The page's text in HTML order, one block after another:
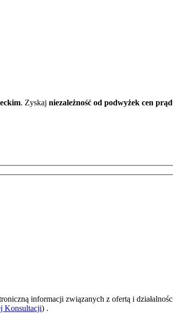
. Zyskaj niezależność od podwyżek cen
informacji związanych z ofertą i
Konsultacji) .